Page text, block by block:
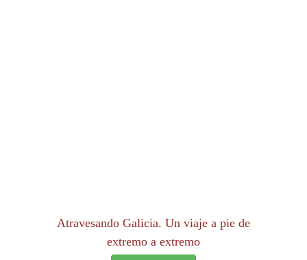
Atravesando Galicia. Un viaje a pie de
extremo a extremo